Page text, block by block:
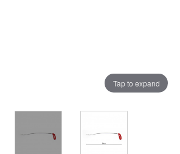
Tap to expand